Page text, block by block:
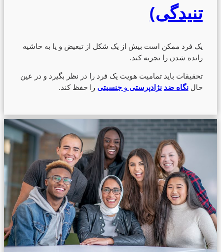
تنیدگی)
یک فرد ممکن است بیش از یک شکل از تبعیض و یا به حاشیه
رانده شدن را تجربه کند.
تحقیقات باید تمامیت هویت یک فرد را در نظر بگیرد و در عین
حالنگاه ضد نژادپرستی وجنسیتی را حفظ کند.